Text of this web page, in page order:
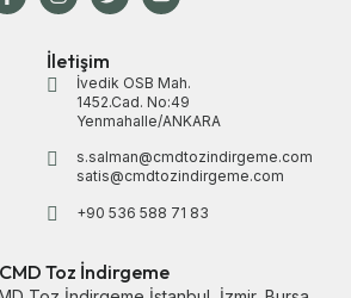
İletişim
İvedik OSB Mah.
1452.Cad. No:49
Yenmahalle/ANKARA
s.salman@cmdtozindirgeme.com
satis@cmdtozindirgeme.com
+90 536 588 71 83
CMD Toz İndirgeme